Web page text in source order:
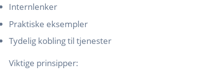
Internlenker
Praktiske eksempler
Tydelig kobling til tjenester
Viktige prinsipper: